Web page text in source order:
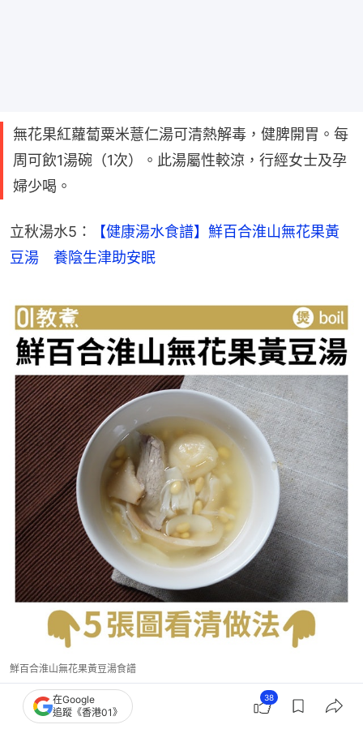
無花果紅蘿蔔粟米薏仁湯可清熱解毒，健脾開胃。每
周可飲1湯碗（1次）。此湯屬性較涼，行經女士及孕
婦少喝。
立秋湯水5：
【健康湯水食譜】鮮百合淮山無花果黃
豆湯　養陰生津助安眠
鮮百合淮山無花果黃豆湯食譜
在Google
追蹤《香港01》
38